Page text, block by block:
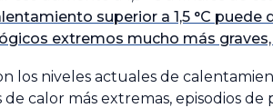
superior a 1,5 °C
extremos mucho más
los niveles actuales de
de calor más extremas, episodios